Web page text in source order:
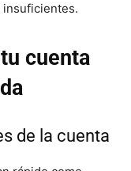
insuficientes.
cuenta
de la cuenta